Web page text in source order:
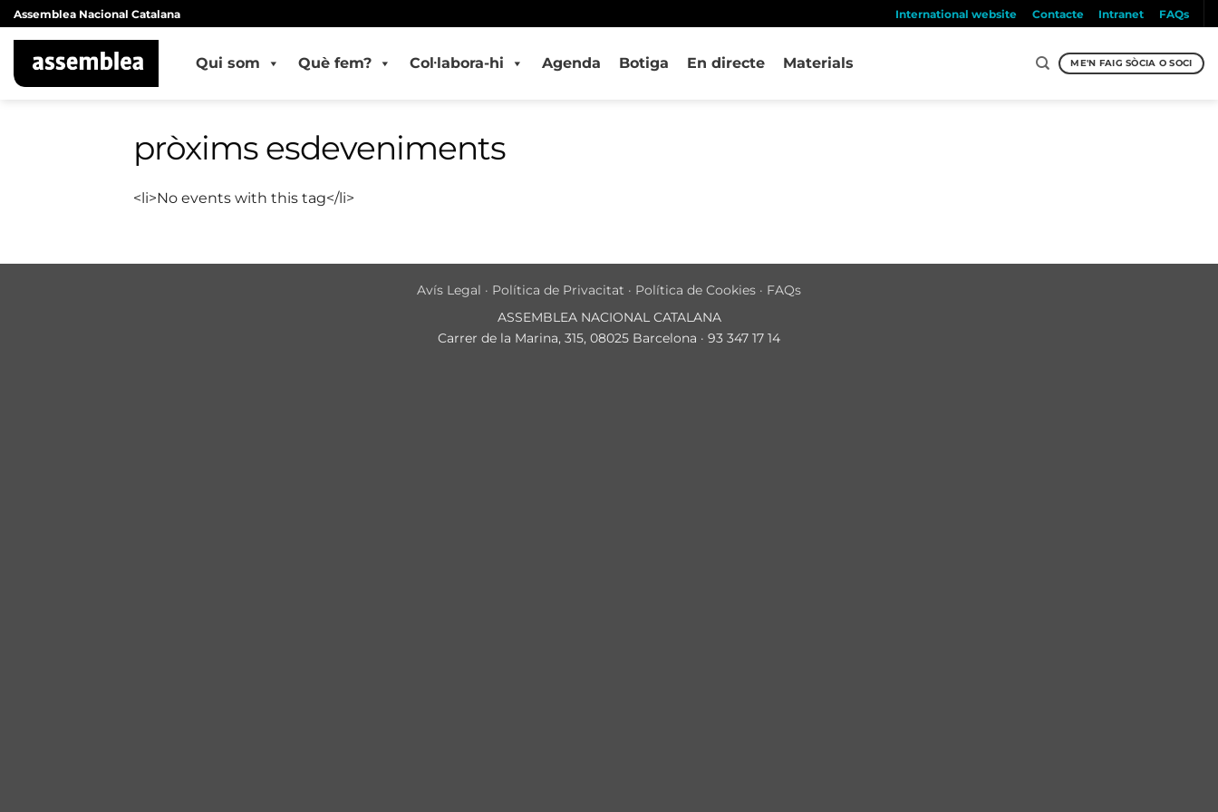
Skip
to
content
Assemblea Nacional Catalana International website Contacte Intranet FAQs
Qui som Què fem? Col·labora-hi Agenda Botiga En directe Materials ME'N FAIG SÒCIA O SOCI
pròxims esdeveniments
<li>No events with this tag</li>
Avís Legal · Política de Privacitat · Política de Cookies · FAQs
ASSEMBLEA NACIONAL CATALANA
Carrer de la Marina, 315, 08025 Barcelona · 93 347 17 14